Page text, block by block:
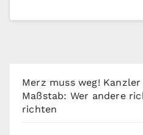
Merz muss weg!
Maßstab: Wer andere
richten